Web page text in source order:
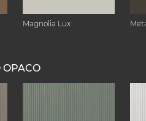
Magnolia Lux
OPACO